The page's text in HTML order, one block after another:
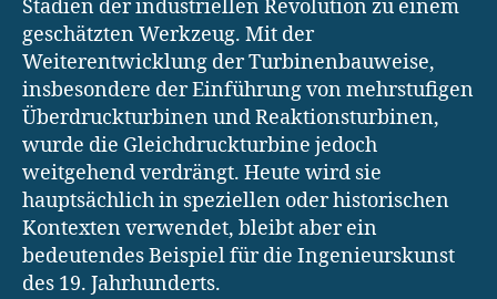
Stadien der industriellen Revolution zu einem
geschätzten Werkzeug. Mit der
Weiterentwicklung der Turbinenbauweise,
insbesondere der Einführung von mehrstufigen
Überdruckturbinen und Reaktionsturbinen,
wurde die Gleichdruckturbine jedoch
weitgehend verdrängt. Heute wird sie
hauptsächlich in speziellen oder historischen
Kontexten verwendet, bleibt aber ein
bedeutendes Beispiel für die Ingenieurskunst
des 19. Jahrhunderts.